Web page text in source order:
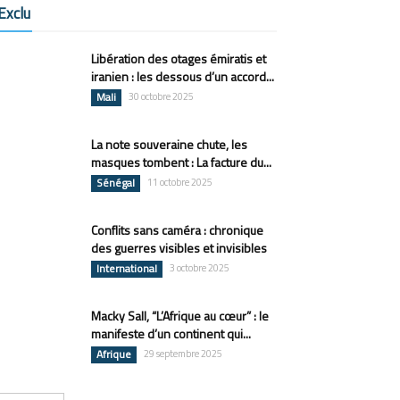
Libération des otages émiratis et
iranien : les dessous d’un accord...
Mali 30 octobre 2025
La note souveraine chute, les
masques tombent : La facture du...
Sénégal 11 octobre 2025
Conflits sans caméra : chronique
des guerres visibles et invisibles
International 3 octobre 2025
Macky Sall, “L’Afrique au cœur” : le
manifeste d’un continent qui...
Afrique 29 septembre 2025